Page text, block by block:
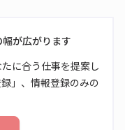
が広がります
に合う仕事を提案し
」、情報登録のみの